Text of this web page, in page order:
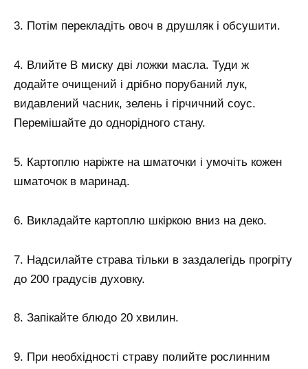
3. Потім перекладіть овоч в друшляк і обсушити.
4. Влийте В миску дві ложки масла. Туди ж
додайте очищений і дрібно порубаний лук,
видавлений часник, зелень і гірчичний соус.
Перемішайте до однорідного стану.
5. Картоплю наріжте на шматочки і умочіть кожен
шматочок в маринад.
6. Викладайте картоплю шкіркою вниз на деко.
7. Надсилайте страва тільки в заздалегідь прогріту
до 200 градусів духовку.
8. Запікайте блюдо 20 хвилин.
9. При необхідності страву полийте рослинним